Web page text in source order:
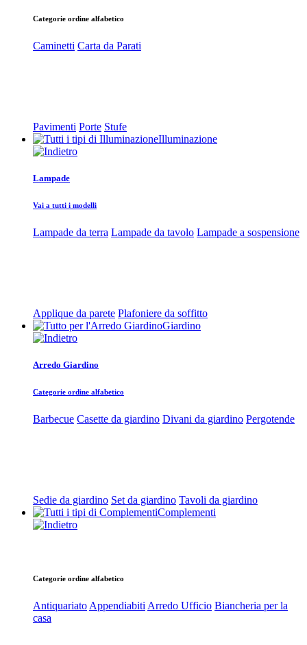
Categorie ordine alfabetico
Caminetti Carta da Parati
Pavimenti Porte Stufe
Illuminazione
Lampade
Vai a tutti i modelli
Lampade da terra Lampade da tavolo Lampade a sospensione
Applique da parete Plafoniere da soffitto
Giardino
Arredo Giardino
Categorie ordine alfabetico
Barbecue Casette da giardino Divani da giardino Pergotende
Sedie da giardino Set da giardino Tavoli da giardino
Complementi
Categorie ordine alfabetico
Antiquariato Appendiabiti Arredo Ufficio Biancheria per la
casa